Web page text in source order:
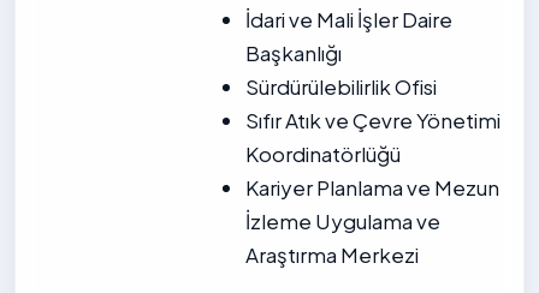
İdari ve Mali İşler Daire
Başkanlığı
Sürdürülebilirlik Ofisi
Sıfır Atık ve Çevre Yönetimi
Koordinatörlüğü
Kariyer Planlama ve Mezun
İzleme Uygulama ve
Araştırma Merkezi